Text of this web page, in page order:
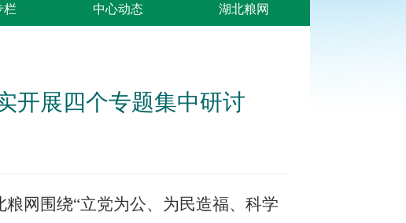
栏 中心动态 湖北粮网
开展四个专题集中研讨
粮网围绕“立党为公、为民造福、科学